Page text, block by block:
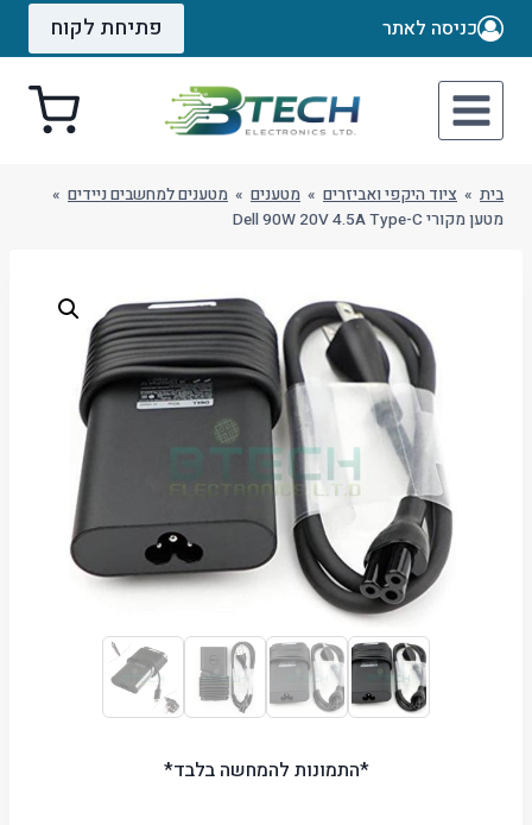
Skip
כניסה לאתר פתיחת לקוח
בית » ציוד היקפי ואביזרים » מטענים » מטענים למחשבים ניידים »
מטען מקורי Dell 90W 20V 4.5A Type-C
*התמונות להמחשה בלבד*